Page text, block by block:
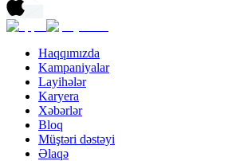
Haqqımızda
Kampaniyalar
Layihələr
Karyera
Xəbərlər
Bloq
Müştəri dəstəyi
Əlaqə